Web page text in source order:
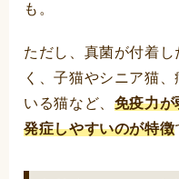
も。
ただし、真菌が付着
く、子猫やシニア猫
いる猫など、 免疫力が
発症しやすいのが特徴